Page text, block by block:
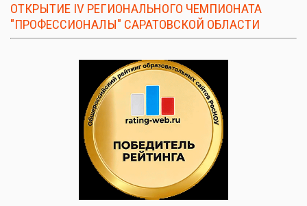
ОТКРЫТИЕ IV РЕГИОНАЛЬНОГО ЧЕМПИОНАТА
"ПРОФЕССИОНАЛЫ" САРАТОВСКОЙ ОБЛАСТИ